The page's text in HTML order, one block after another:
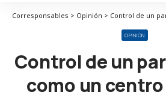
OPINIÓN
Control de un
como un